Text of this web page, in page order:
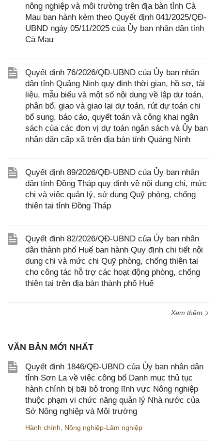
nông nghiệp và môi trường trên địa bàn tỉnh Cà
Mau ban hành kèm theo Quyết định 041/2025/QĐ-
UBND ngày 05/11/2025 của Ủy ban nhân dân tỉnh
Cà Mau
Quyết định 76/2026/QĐ-UBND của Ủy ban nhân
dân tỉnh Quảng Ninh quy định thời gian, hồ sơ, tài
liệu, mẫu biểu và một số nội dung về lập dự toán,
phân bổ, giao và giao lại dự toán, rút dự toán chi
bổ sung, báo cáo, quyết toán và công khai ngân
sách của các đơn vị dự toán ngân sách và Ủy ban
nhân dân cấp xã trên địa bàn tỉnh Quảng Ninh
Quyết định 89/2026/QĐ-UBND của Ủy ban nhân
dân tỉnh Đồng Tháp quy định về nội dung chi, mức
chi và việc quản lý, sử dụng Quỹ phòng, chống
thiên tai tỉnh Đồng Tháp
Quyết định 82/2026/QĐ-UBND của Ủy ban nhân
dân thành phố Huế ban hành Quy định chi tiết nội
dung chi và mức chi Quỹ phòng, chống thiên tai
cho công tác hỗ trợ các hoạt động phòng, chống
thiên tai trên địa bàn thành phố Huế
Xem thêm
VĂN BẢN MỚI NHẤT
Quyết định 1846/QĐ-UBND của Ủy ban nhân dân
tỉnh Sơn La về việc công bố Danh mục thủ tục
hành chính bị bãi bỏ trong lĩnh vực Nông nghiệp
thuộc phạm vi chức năng quản lý Nhà nước của
Sở Nông nghiệp và Môi trường
Hành chính Nông nghiệp-Lâm nghiệp